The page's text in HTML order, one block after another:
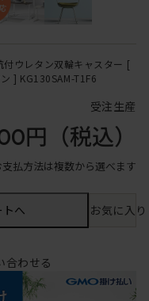
ウレタン双輪キャスター [
] KG130SAM-T1F6
受注生産
円 （税込）
支払方法は複数から選べます
トへ お気に入
合わせる